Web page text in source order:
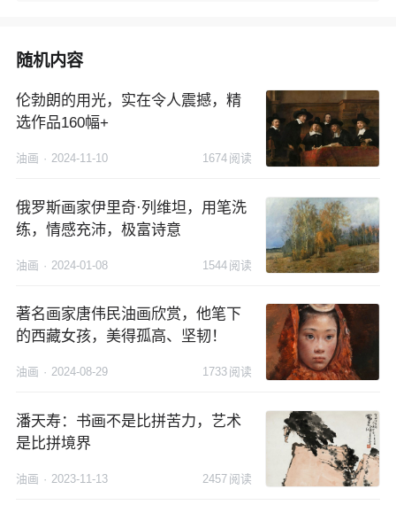
随机内容
伦勃朗的用光，实在令人震撼，精
选作品160幅+
油画 · 2024-11-10 阅读
1674
俄罗斯画家伊里奇·列维坦，用笔洗
练，情感充沛，极富诗意
油画 · 2024-01-08 阅读
1544
著名画家唐伟民油画欣赏，他笔下
的西藏女孩，美得孤高、坚韧！
油画 · 2024-08-29 阅读
1733
潘天寿：书画不是比拼苦力，艺术
是比拼境界
油画 · 2023-11-13 阅读
2457